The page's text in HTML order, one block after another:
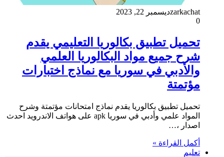
zarkachatديسمبر 22, 2023
0
تحميل تطبيق بكالوريا التعليمي يقدم
شرح جميع مواد البكالوريا العلمي
والأدبي في سوريا مع نماذج اختبارات
مؤتمتة
تحميل تطبيق بكالوريا يقدم نماذج امتحانات مؤتمتة وشرح
المواد علمي وأدبي في سوريا apk على هواتف الاندرويد احدث
اصدار ،…
أكمل القراءة »
تعليم